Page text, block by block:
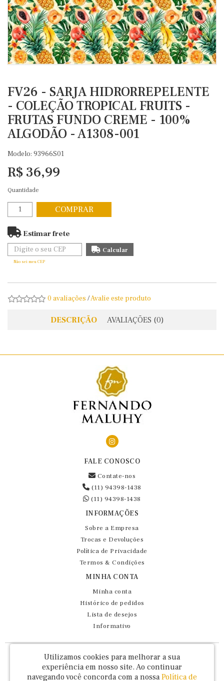
FV26 - SARJA HIDRORREPELENTE
- COLEÇÃO TROPICAL FRUITS -
FRUTAS FUNDO CREME - 100%
ALGODÃO - A1308-001
Modelo: 93966S01
R$ 36,99
Quantidade
COMPRAR
Estimar frete
Não sei meu CEP
0 avaliações /Avalie este produto
DESCRIÇÃO AVALIAÇÕES (0)
FALE CONOSCO
Contate-nos
(11) 94398-1438
(11) 94398-1438
INFORMAÇÕES
Sobre a Empresa
Trocas e Devoluções
Política de Privacidade
Termos & Condições
MINHA CONTA
Minha conta
Histórico de pedidos
Lista de desejos
Informativo
Fernando Maluhy Cia Ltda - CNPJ: 60.458.825/0001-86
Rua Dr Euclydes da Cunha, 47 - Brás - São Paulo / SP - CEP 03016-030
Utilizamos cookies para melhorar a sua
experiência em nosso site. Ao continuar
navegando você concorda com a nossa Política de